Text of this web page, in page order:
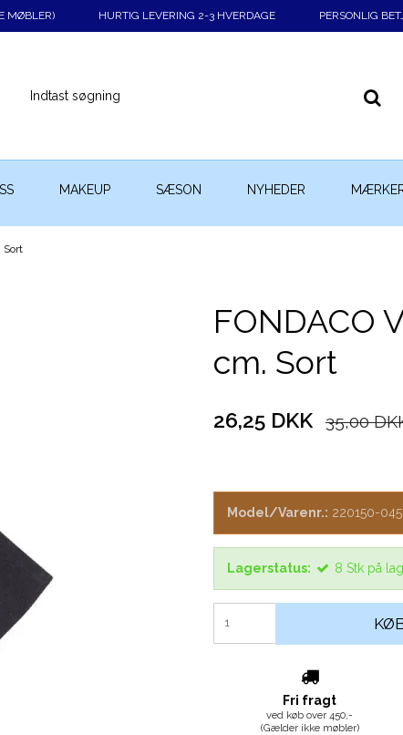
MØBLER) HURTIG LEVERING 2-3 HVERDAGE PERSONLIG
MAKEUP SÆSON NYHEDER
Sort
FONDACO
cm. Sort
26,25 DKK 35,00
Model/Varenr.: 220150-
Lagerstatus: 8 Stk på
Fri fragt
ved køb over 450,-
(Gælder ikke møbler)